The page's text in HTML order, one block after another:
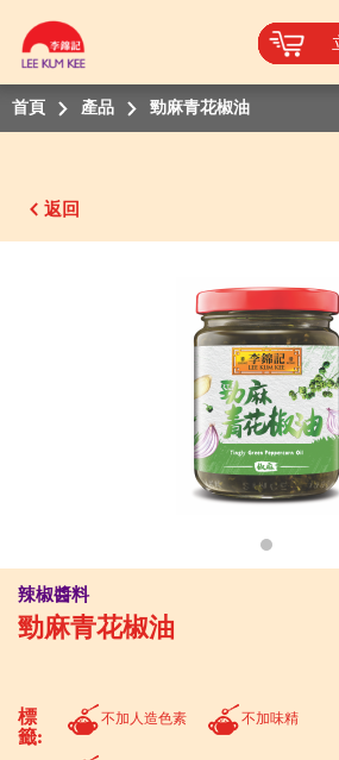
首頁 產品 勁麻青花椒油
返回
辣椒醬料
勁麻青花椒油
標
籤:
不加人造色素 不加味精